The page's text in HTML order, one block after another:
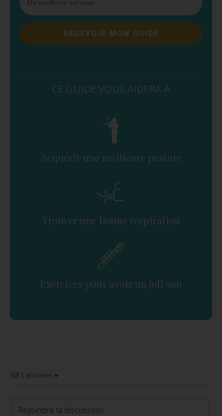
RECEVOIR MON GUIDE
CE GUIDE VOUS AIDERA À
Acquérir une meilleure posture
Trouver une bonne respiration
Exercices pour avoir un joli son
S’abonner